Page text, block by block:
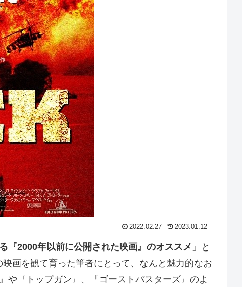
2022.02.27 2023.01.12
『2000年以前に公開された映画』のオススメ 」と
画を観て育った筆者にとって、なんと魅力的なお
や『トップガン』、『ゴーストバスターズ』のよ